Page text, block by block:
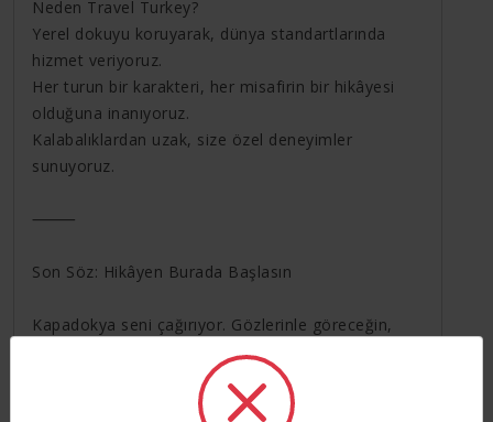
Neden Travel Turkey?
Yerel dokuyu koruyarak, dünya standartlarında
hizmet veriyoruz.
Her turun bir karakteri, her misafirin bir hikâyesi
olduğuna inanıyoruz.
Kalabalıklardan uzak, size özel deneyimler
sunuyoruz.
⸻
Son Söz: Hikâyen Burada Başlasın
Kapadokya seni çağırıyor. Gözlerinle göreceğin,
ruhunla hissedeceğin bir masal başlıyor.
Ve bu masalda, Travel Turkey olarak senin